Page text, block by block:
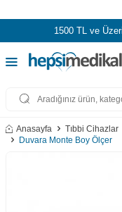
1500 TL ve
Anasayfa Tıbbi Cihazlar
Duvara Monte Boy Ölçer